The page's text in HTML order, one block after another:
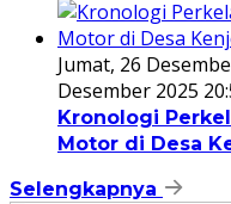
Jumat, 26
Desember 2025
Kronologi
Motor di Desa
Selengkapnya